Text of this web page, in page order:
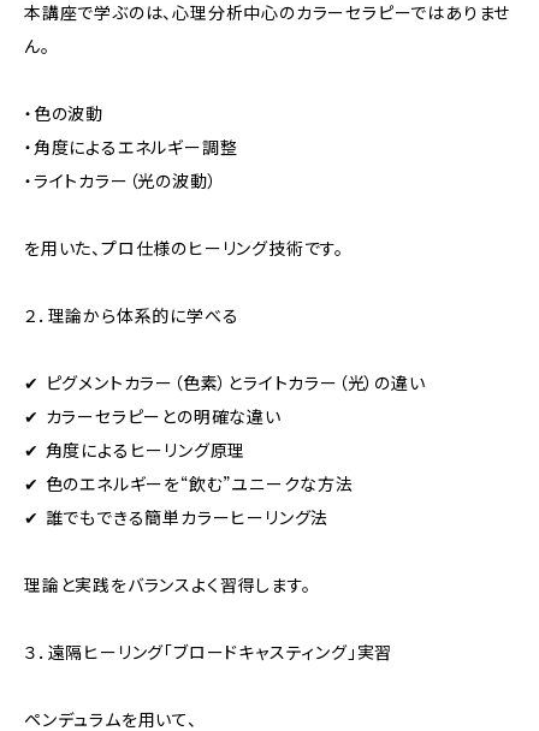
本講座で学ぶのは、心理分析中心のカラーセラピーではありませ
ん。
・色の波動
・角度によるエネルギー調整
・ライトカラー（光の波動）
を用いた、プロ仕様のヒーリング技術です。
２．理論から体系的に学べる
✔ ピグメントカラー（色素）とライトカラー（光）の違い
✔ カラーセラピーとの明確な違い
✔ 角度によるヒーリング原理
✔ 色のエネルギーを“飲む”ユニークな方法
✔ 誰でもできる簡単カラーヒーリング法
理論と実践をバランスよく習得します。
３．遠隔ヒーリング「ブロードキャスティング」実習
ペンデュラムを用いて、